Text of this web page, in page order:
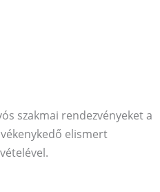
szakmai rendezvényeket a
elismert